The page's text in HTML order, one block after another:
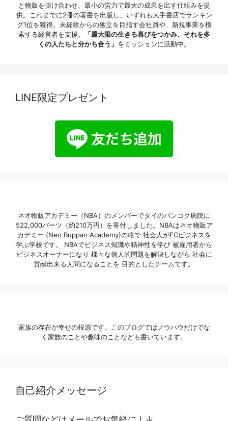
と物販を掛け合わせ、最小の労力で最大の成果を出す仕組みを提
供。これまでに2冊の著書を出版し、いずれも大手書店でランキン
グ1位を獲得。未経験からの独立を目指す会社員や、新規事業を模
索する経営者を支援。
「最大限の生きる喜びをつかみ、それを多
くの人たちと分かち合う」 をミッションに活動中。
LINE限定プレゼント
ネオ物販アカデミー（NBA）のメンバーでタイのバンコク病院に
522,000バーツ（約210万円）を寄付しました。NBAはネオ物販ア
カデミー (Neo Buppan Academy)の略で 社会人がECビジネスを
学ぶ学校です。 NBAでビジネス知識や精神性を学び 被雇用者から
ビジネスオーナーになり 様々な個人的問題を解決しながら 社会に
貢献出来る人間になることを 目的としたチームです。
家族の存在が幸せの根源です。このブログではノウハウだけでな
く家族のことや趣味のことなども書いています。
自己紹介メッセージ